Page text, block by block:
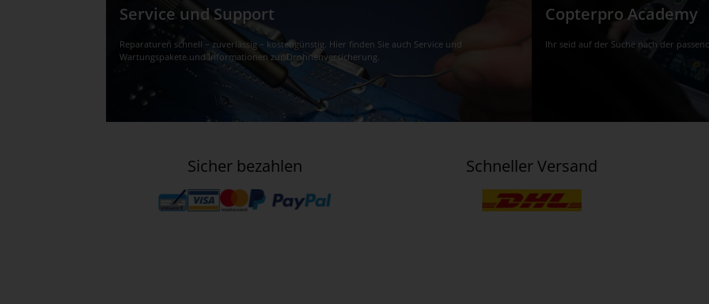
Service und Support
Reparaturen schnell – zuverlässig – kostengünstig. Hier finden Sie auch Service und
Wartungspakete und Informationen zur Drohnenversicherung.
Copterpro Academy
Ihr seid auf der Suche nach der
Sicher bezahlen Schneller Versand